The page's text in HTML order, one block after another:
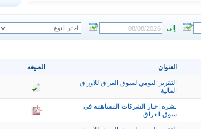
إلى
الصيغه العنوان
التقرير اليومي لسوق العراق للاوراق
المالية
نشرة اخبار الشركات المساهمة في
سوق العراق